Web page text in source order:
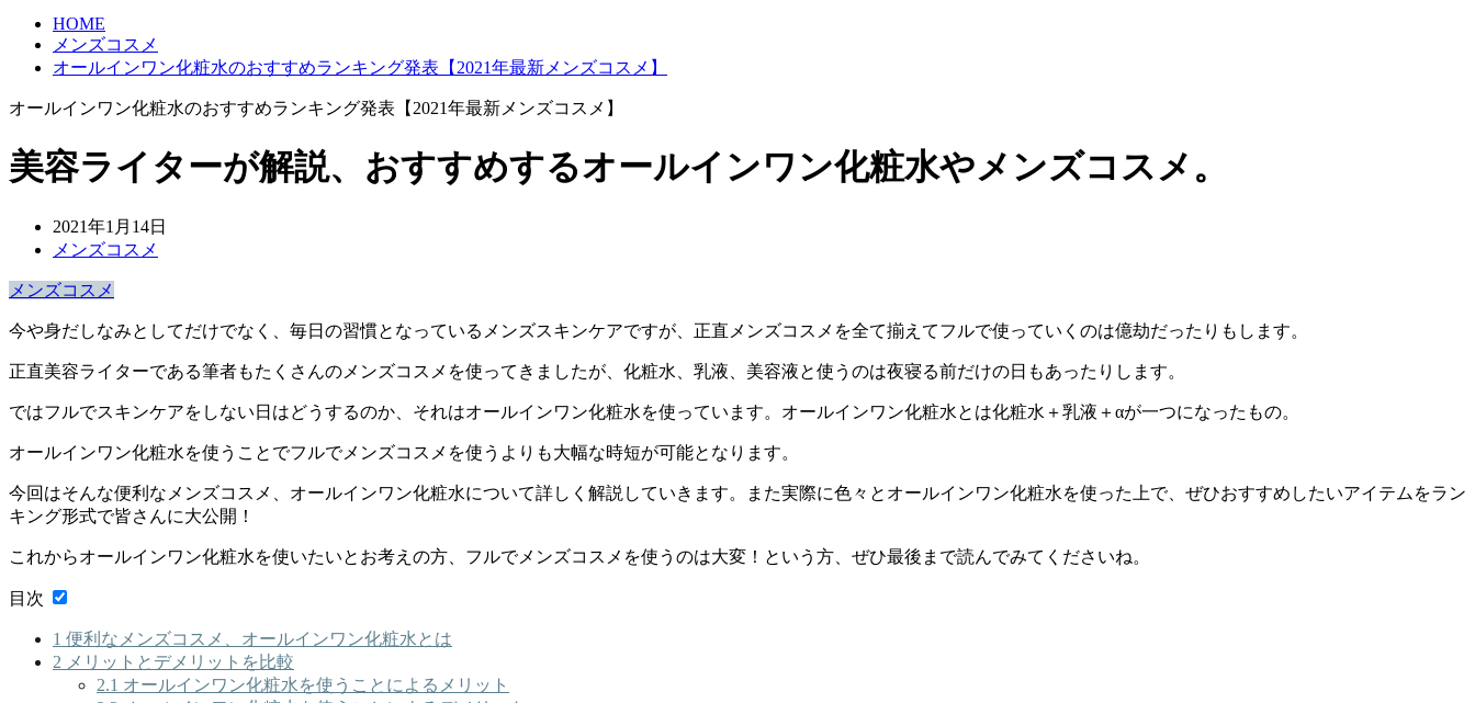
HOME
メンズコスメ
オールインワン化粧水のおすすめランキング発表【2021年最新メンズコスメ】
オールインワン化粧水のおすすめランキング発表【2021年最新メンズコスメ】
美容ライターが解説、おすすめするオールインワン化粧水やメンズコスメ。
2021年1月14日
メンズコスメ
メンズコスメ
今や身だしなみとしてだけでなく、毎日の習慣となっているメンズスキンケアですが、正直メンズコスメを全て揃えてフルで使っていくのは億劫だったりもします。
正直美容ライターである筆者もたくさんのメンズコスメを使ってきましたが、化粧水、乳液、美容液と使うのは夜寝る前だけの日もあったりします。
ではフルでスキンケアをしない日はどうするのか、それはオールインワン化粧水を使っています。オールインワン化粧水とは化粧水＋乳液＋αが一つになったもの。
オールインワン化粧水を使うことでフルでメンズコスメを使うよりも大幅な時短が可能となります。
今回はそんな便利なメンズコスメ、オールインワン化粧水について詳しく解説していきます。また実際に色々とオールインワン化粧水を使った上で、ぜひおすすめしたいアイテムをラン
キング形式で皆さんに大公開！
これからオールインワン化粧水を使いたいとお考えの方、フルでメンズコスメを使うのは大変！という方、ぜひ最後まで読んでみてくださいね。
目次
1 便利なメンズコスメ、オールインワン化粧水とは
2 メリットとデメリットを比較
2.1 オールインワン化粧水を使うことによるメリット